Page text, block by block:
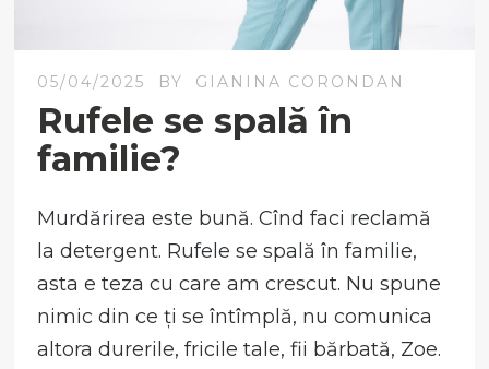
05/04/2025 BY GIANINA CORONDAN
Rufele se spală în
familie?
Murdărirea este bună. Cînd faci reclamă
la detergent. Rufele se spală în familie,
asta e teza cu care am crescut. Nu spune
nimic din ce ți se întîmplă, nu comunica
altora durerile, fricile tale, fii bărbată, Zoe.